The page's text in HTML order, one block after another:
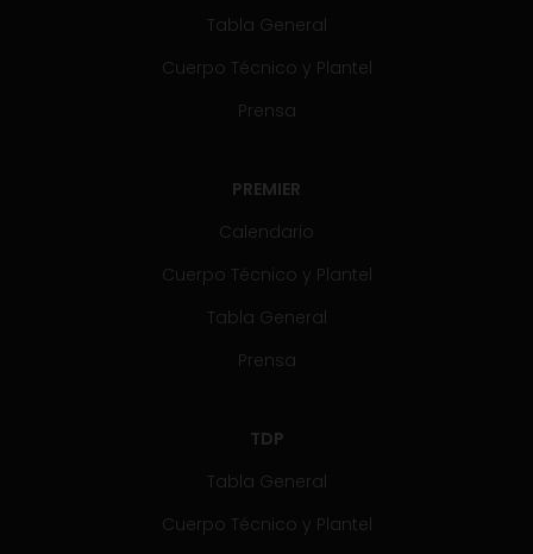
Tabla General
Cuerpo Técnico y Plantel
Prensa
PREMIER
Calendario
Cuerpo Técnico y Plantel
Tabla General
Prensa
TDP
Tabla General
Cuerpo Técnico y Plantel